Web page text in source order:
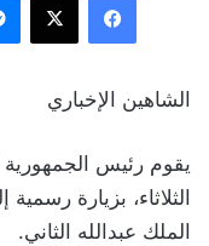
الشاهين الإخباري
يقوم رئيس الجمهورية
الثلاثاء، بزيارة
الملك عبدالله الثاني.